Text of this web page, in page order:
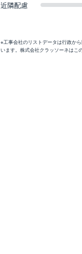
近隣配慮
※工事会社のリストデータは行政か
います。株式会社クラッソーネはこ